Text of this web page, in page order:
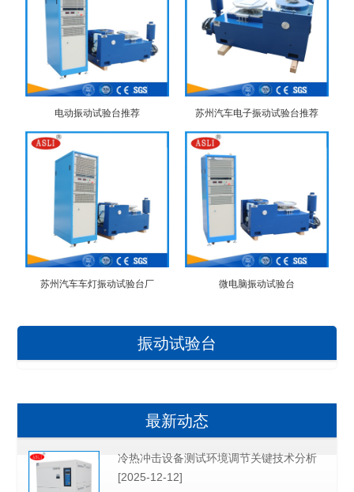
电动振动试验台推荐 苏州汽车电子振动试验台推荐
苏州汽车车灯振动试验台厂 微电脑振动试验台
振动试验台
最新动态
冷热冲击设备测试环境调节关键技术分析
[2025-12-12]